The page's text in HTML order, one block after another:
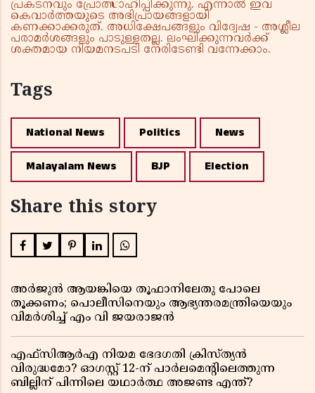
പ്രകടനവും പ്രോത്സാഹിപ്പിക്കുന്നു. എന്നാൽ ഇവ
കെവാർത്തയുടെ അഭിപ്രായങ്ങളായി
കണക്കാക്കരുത്. അധിക്ഷേപങ്ങളും വിദ്വേഷ - അശ്ലീല
പരാമർശങ്ങളും പാടുള്ളതല്ല. ലംഘിക്കുന്നവർക്ക്
ശക്തമായ നിയമനടപടി നേരിടേണ്ടി വന്നേക്കാം.
Tags
National News Politics News
Malayalam News BJP Election
Share this story
അർജുൻ ആയങ്കിയെ തൂഫാനിലേതു പോലെ
തൂക്കണം; പൊലീസിനെയും ആഭ്യന്തരമന്ത്രിയെയും
വിമർശിച്ച് എം വി ജയരാജൻ
എഫ്സിആർഎ നിയമ ഭേദഗതി ക്രിസ്ത്യൻ
വിരുദ്ധമോ? ഓഗസ്റ്റ് 12-ന് പാർലമെന്റിലെത്തുന്ന
ബില്ലിന് പിന്നിലെ യഥാർത്ഥ അജണ്ട എന്ത്?